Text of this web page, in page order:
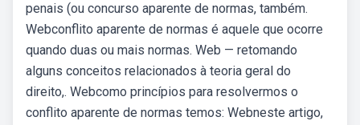
penais (ou concurso aparente de normas, também.
Webconflito aparente de normas é aquele que ocorre
quando duas ou mais normas. Web — retomando
alguns conceitos relacionados à teoria geral do
direito,. Webcomo princípios para resolvermos o
conflito aparente de normas temos: Webneste artigo,